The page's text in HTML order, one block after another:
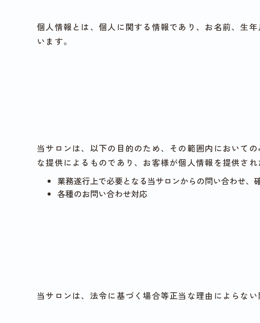
個人情報とは、個人に関する情報であり、お名前、生
います。
当サロンは、以下の目的のため、その範囲内において
な提供によるものであり、お客様が個人情報を提供さ
業務遂行上で必要となる当サロンからの問い合わせ
各種のお問い合わせ対応
当サロンは、法令に基づく場合等正当な理由によらな